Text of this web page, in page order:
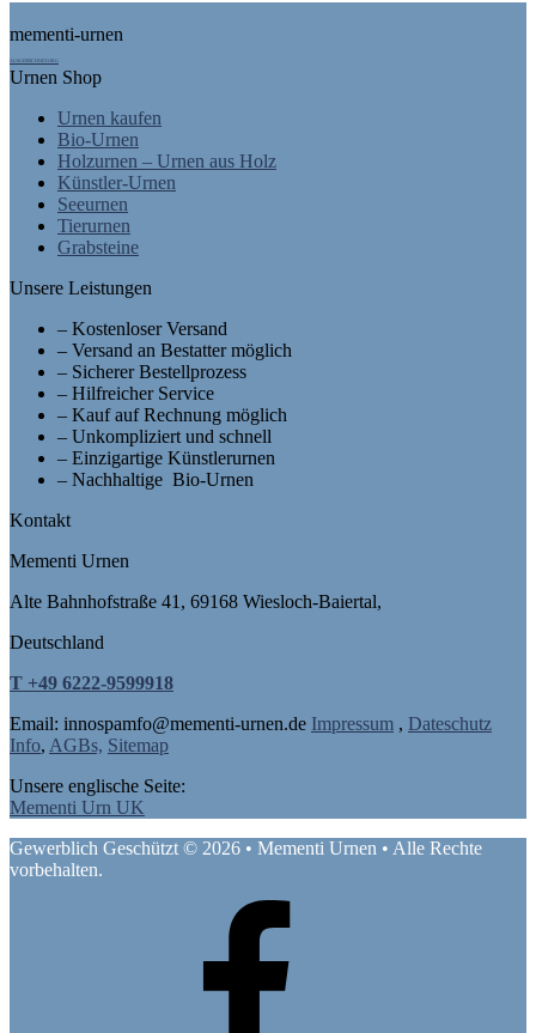
mementi-urnen
AUSGEZEICHNET.ORG
Urnen Shop
Urnen kaufen
Bio-Urnen
Holzurnen – Urnen aus Holz
Künstler-Urnen
Seeurnen
Tierurnen
Grabsteine
Unsere Leistungen
– Kostenloser Versand
– Versand an Bestatter möglich
– Sicherer Bestellprozess
– Hilfreicher Service
– Kauf auf Rechnung möglich
– Unkompliziert und schnell
– Einzigartige Künstlerurnen
– Nachhaltige Bio-Urnen
Kontakt
Mementi Urnen
Alte Bahnhofstraße 41, 69168 Wiesloch-Baiertal,
Deutschland
T +49 6222-9599918
Email: innospamfo@mementi-urnen.de Impressum , Dateschutz
Info, AGBs, Sitemap
Unsere englische Seite:
Mementi Urn UK
Gewerblich Geschützt © 2026 • Mementi Urnen • Alle Rechte
vorbehalten.